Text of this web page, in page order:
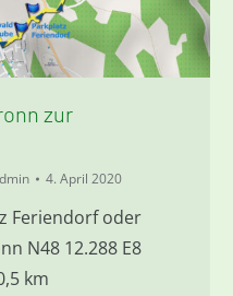
zur
4. April 2020
Feriendorf oder
N48 12.288 E8
km